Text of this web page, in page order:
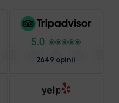
5.0
2649 opinii